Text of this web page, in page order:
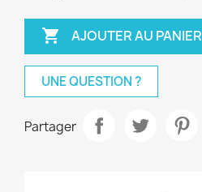
 AJOUTER AU PANIER
UNE QUESTION ?
Partager